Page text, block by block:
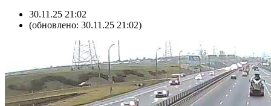
30.11.25 21:02
(обновлено: 30.11.25 21:02)